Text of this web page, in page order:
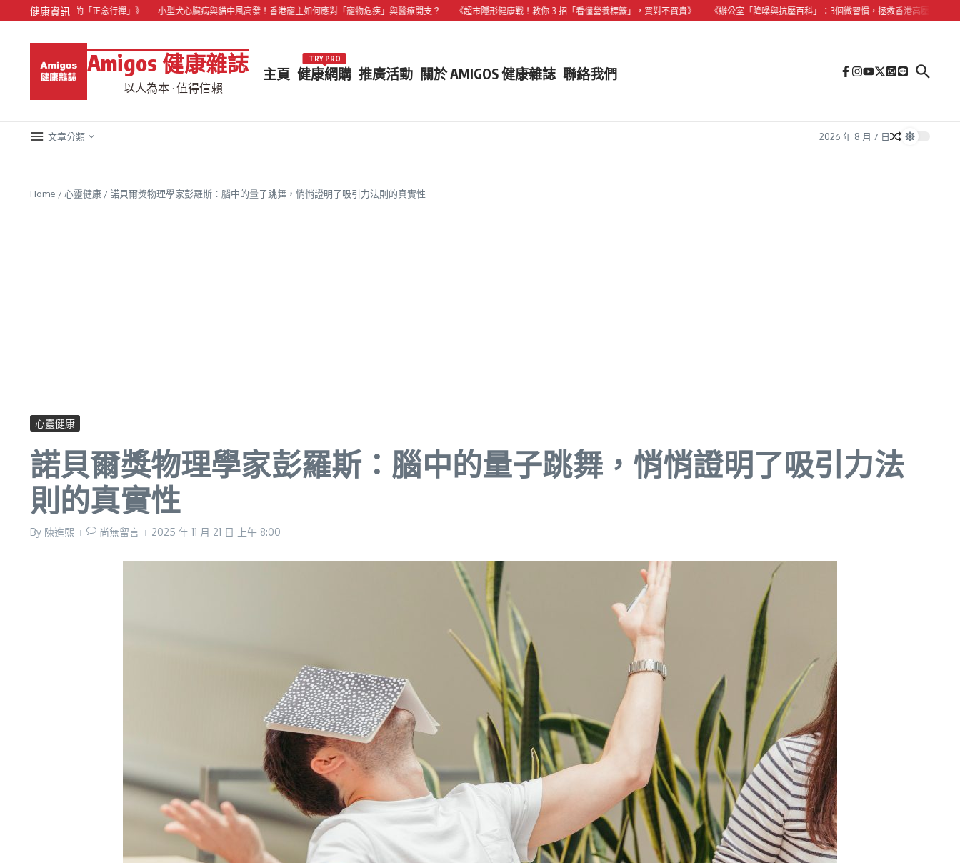
Skip to content
健康資訊
貝澳海景的「正念行禪」》 小型犬心臟病與貓中風高發！香港寵主如何應對「寵物危疾」與醫療開支？ 《超市隱形健康戰！教你 3 招「看懂營養標籤」，買對不買貴》 《辦公室「降噪與抗壓百科」：3個微習慣，拯救香港高壓上班族的慢性
Amigos 健康雜誌
以人為本 · 值得信賴
主頁 健康網購
TRY PRO
推廣活動 關於 AMIGOS 健康雜誌 聯絡我們
文章分類 2026 年 8 月 7 日
Home / 心靈健康 /諾貝爾獎物理學家彭羅斯：腦中的量子跳舞，悄悄證明了吸引力法則的真實性
心靈健康
諾貝爾獎物理學家彭羅斯：腦中的量子跳舞，悄悄證明了吸引力法
則的真實性
By 陳進𤋮 尚無留言 2025 年 11 月 21 日 上午 8:00